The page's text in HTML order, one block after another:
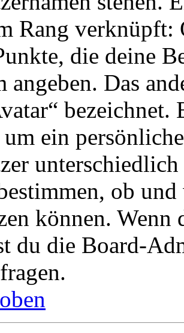
Rang verknüpft:
die deine
angeben. Das
um ein
ob
können. Wenn
du die Board-